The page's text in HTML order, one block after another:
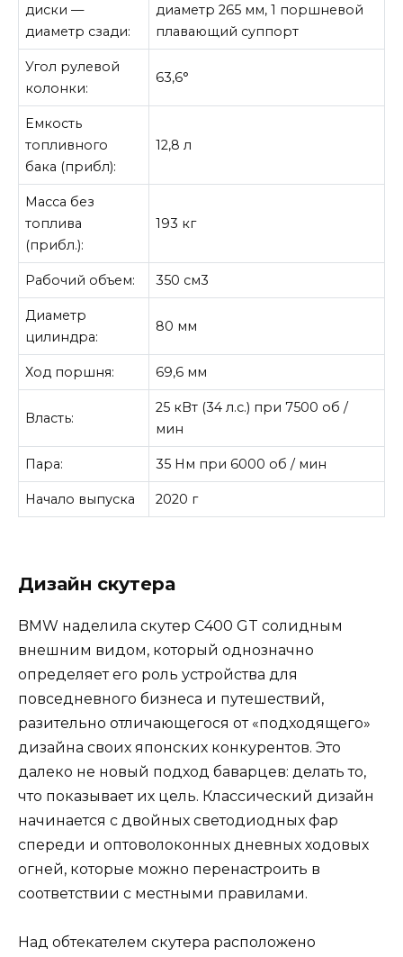
диски —
диаметр сзади:
диаметр 265 мм, 1 поршневой
плавающий суппорт
Угол рулевой
колонки:
63,6°
Емкость
топливного
бака (прибл):
12,8 л
Масса без
топлива
(прибл.):
193 кг
Рабочий объем: 350 см3
Диаметр
цилиндра:
80 мм
Ход поршня: 69,6 мм
Власть:
25 кВт (34 л.с.) при 7500 об /
мин
Пара: 35 Нм при 6000 об / мин
Начало выпуска 2020 г
Дизайн скутера
BMW наделила скутер C400 GT солидным
внешним видом, который однозначно
определяет его роль устройства для
повседневного бизнеса и путешествий,
разительно отличающегося от «подходящего»
дизайна своих японских конкурентов. Это
далеко не новый подход баварцев: делать то,
что показывает их цель. Классический дизайн
начинается с двойных светодиодных фар
спереди и оптоволоконных дневных ходовых
огней, которые можно перенастроить в
соответствии с местными правилами.
Над обтекателем скутера расположено